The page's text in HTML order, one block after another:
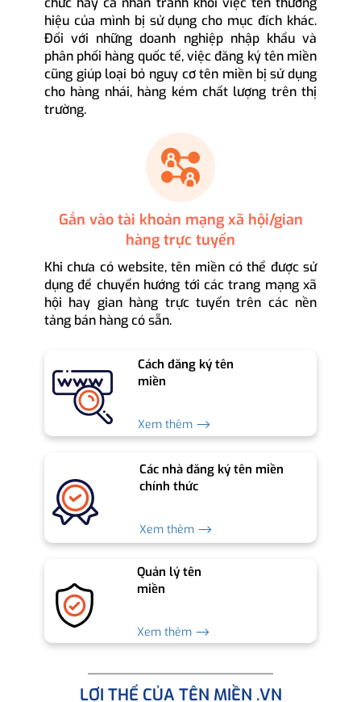
hiệu của mình bị sử dụng cho mục đích khác.
Đối với những doanh nghiệp nhập khẩu và
phân phối hàng quốc tế, việc đăng ký tên miền
cũng giúp loại bỏ nguy cơ tên miền bị sử dụng
cho hàng nhái, hàng kém chất lượng trên thị
trường.
Gắn vào tài khoản mạng xã hội/gian
hàng trực tuyến
Khi chưa có website, tên miền có thể được sử
dụng để chuyển hướng tới các trang mạng xã
hội hay gian hàng trực tuyến trên các nền
tảng bán hàng có sẵn.
Cách đăng ký tên
miền
Xem thêm ⟶
Các nhà đăng ký tên miền
chính thức
Xem thêm ⟶
Quản lý tên
miền
Xem thêm ⟶
LỢI THẾ CỦA TÊN MIỀN .VN